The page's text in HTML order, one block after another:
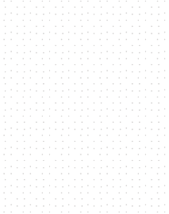
坦言缺乏熱門內容 導